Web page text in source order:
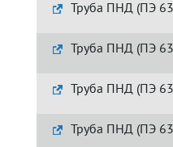
Труба ПНД (ПЭ
Труба ПНД (ПЭ
Труба ПНД (ПЭ
Труба ПНД (ПЭ